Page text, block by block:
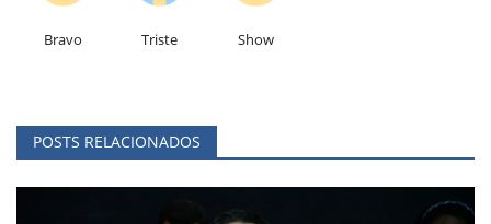
Bravo Triste Show
POSTS RELACIONADOS